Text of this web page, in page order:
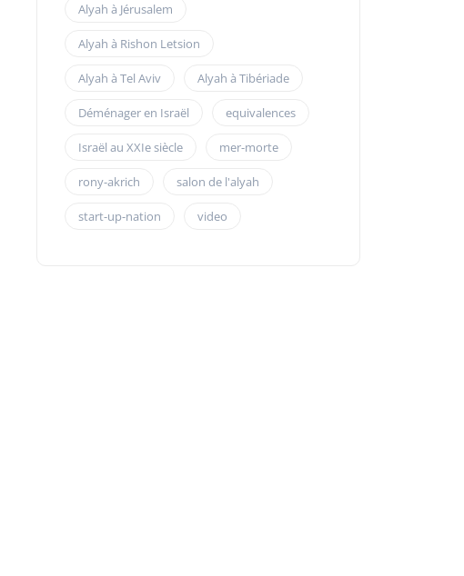
Alyah à Jérusalem
Alyah à Rishon Letsion
Alyah à Tel Aviv Alyah à Tibériade
Déménager en Israël equivalences
Israël au XXIe siècle mer-morte
rony-akrich salon de l'alyah
start-up-nation video